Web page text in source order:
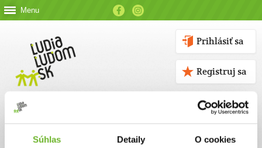
Súhlas Detaily O cookies
Menu
Prihlásiť sa
Registruj sa